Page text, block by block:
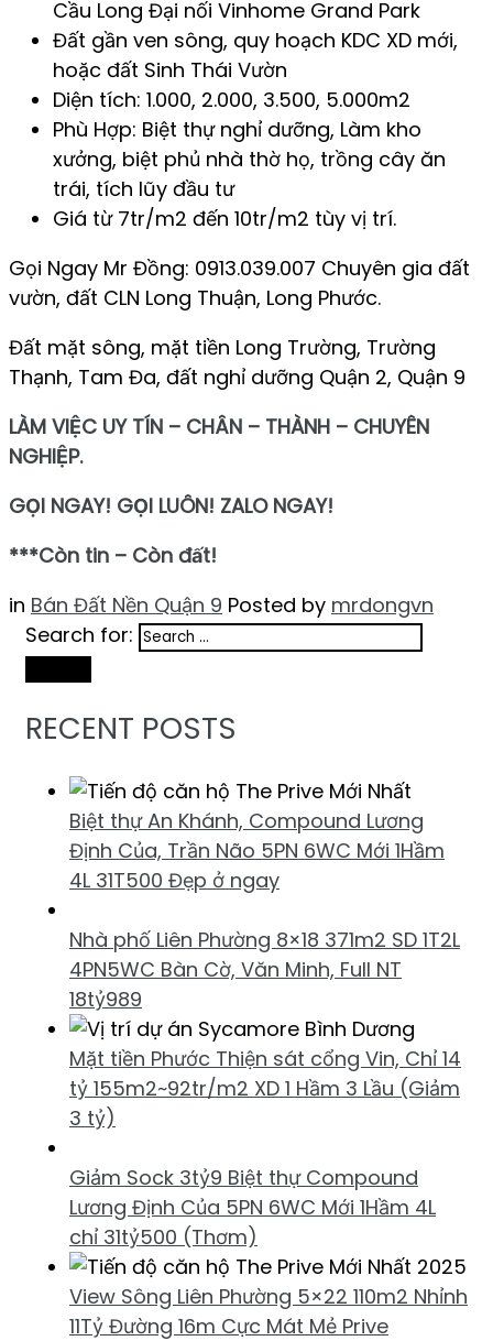
Cầu Long Đại nối Vinhome Grand Park
Đất gần ven sông, quy hoạch KDC XD mới,
hoặc đất Sinh Thái Vườn
Diện tích: 1.000, 2.000, 3.500, 5.000m2
Phù Hợp: Biệt thự nghỉ dưỡng, Làm kho
xưởng, biệt phủ nhà thờ họ, trồng cây ăn
trái, tích lũy đầu tư
Giá từ 7tr/m2 đến 10tr/m2 tùy vị trí.
Gọi Ngay Mr Đồng: 0913.039.007 Chuyên gia đất
vườn, đất CLN Long Thuận, Long Phước.
Đất mặt sông, mặt tiền Long Trường, Trường
Thạnh, Tam Đa, đất nghỉ dưỡng Quận 2, Quận 9
LÀM VIỆC UY TÍN – CHÂN – THÀNH – CHUYÊN
NGHIỆP.
GỌI NGAY! GỌI LUÔN! ZALO NGAY!
***Còn tin – Còn đất!
in Bán Đất Nền Quận 9 Posted by mrdongvn
Search for:
RECENT POSTS
Biệt thự An Khánh, Compound Lương
Định Của, Trần Não 5PN 6WC Mới 1Hầm
4L 31T500 Đẹp ở ngay
Nhà phố Liên Phường 8×18 371m2 SD 1T2L
4PN5WC Bàn Cờ, Văn Minh, Full NT
18tỷ989
Mặt tiền Phước Thiện sát cổng Vin, Chỉ 14
tỷ 155m2~92tr/m2 XD 1 Hầm 3 Lầu (Giảm
3 tỷ)
Giảm Sock 3tỷ9 Biệt thự Compound
Lương Định Của 5PN 6WC Mới 1Hầm 4L
chỉ 31tỷ500 (Thơm)
View Sông Liên Phường 5×22 110m2 Nhỉnh
11Tỷ Đường 16m Cực Mát Mẻ Prive